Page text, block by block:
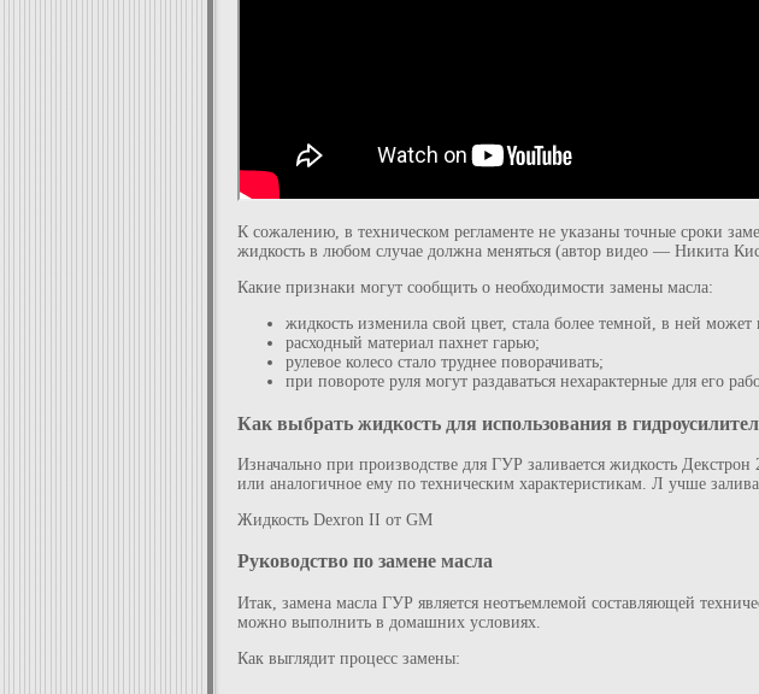
К сожалению, в техническом регламенте не указаны точные сроки
жидкость в любом случае должна меняться (автор видео — Никита
Какие признаки могут сообщить о необходимости замены масла:
жидкость изменила свой цвет, стала более темной, в ней может
расходный материал пахнет гарью;
рулевое колесо стало труднее поворачивать;
при повороте руля могут раздаваться нехарактерные для его
Как выбрать жидкость для использования в
Изначально при производстве для ГУР заливается жидкость
или аналогичное ему по техническим характеристикам. Л учше
Жидкость Dexron II от GM
Руководство по замене масла
Итак, замена масла ГУР является неотъемлемой составляющей
можно выполнить в домашних условиях.
Как выглядит процесс замены: